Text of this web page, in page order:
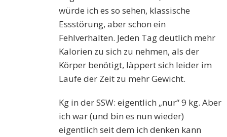
würde ich es so sehen, klassische
Essstörung, aber schon ein
Fehlverhalten. Jeden Tag deutlich mehr
Kalorien zu sich zu nehmen, als der
Körper benötigt, läppert sich leider im
Laufe der Zeit zu mehr Gewicht.
Kg in der SSW: eigentlich „nur“ 9 kg. Aber
ich war (und bin es nun wieder)
eigentlich seit dem ich denken kann